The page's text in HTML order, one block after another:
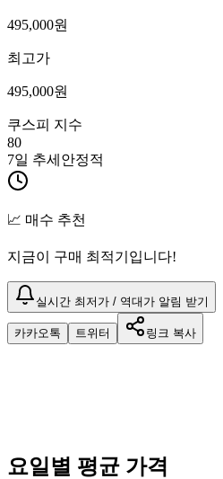
495,000원
최고가
495,000원
쿠스피 지수
80
7일 추세 안정적
📈 매수 추천
지금이 구매 최적기입니다!
실시간 최저가 / 역대가 알림 받기
카카오톡 트위터 링크 복사
요일별 평균 가격